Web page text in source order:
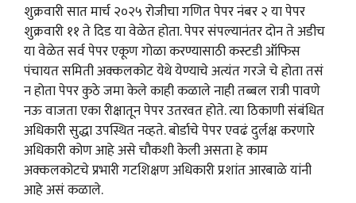
शुक्रवारी सात मार्च २०२५ रोजीचा गणित पेपर नंबर २ या पेपर
शुक्रवारी ११ ते दिड या वेळेत होता. पेपर संपल्यानंतर दोन ते अडीच
या वेळेत सर्व पेपर एकूण गोळा करण्यासाठी कस्टडी ऑफिस
पंचायत समिती अक्कलकोट येथे येण्याचे अत्यंत गरजे चे होता तसं
न होता पेपर कुठे जमा केले काही कळाले नाही तब्बल रात्री पावणे
नऊ वाजता एका रीक्षातून पेपर उतरवत होते. त्या ठिकाणी संबंधित
अधिकारी सुद्धा उपस्थित नव्हते. बोर्डाचे पेपर एवढं दुर्लक्ष करणारे
अधिकारी कोण आहे असे चौकशी केली असता हे काम
अक्कलकोटचे प्रभारी गटशिक्षण अधिकारी प्रशांत आरबाळे यांनी
आहे असं कळाले.